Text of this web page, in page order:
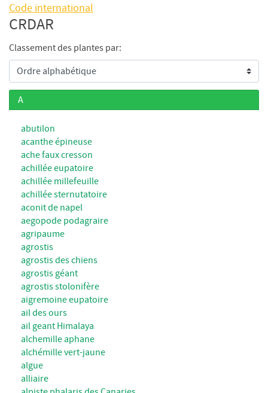
Classement des plantes par:
A
abutilon
acanthe épineuse
ache faux cresson
achillée eupatoire
achillée millefeuille
achillée sternutatoire
aconit de napel
aegopode podagraire
agripaume
agrostis
agrostis des chiens
agrostis géant
agrostis stolonifère
aigremoine eupatoire
ail des ours
ail geant Himalaya
alchemille aphane
alchémille vert-jaune
algue
alliaire
Code international
CRDAR